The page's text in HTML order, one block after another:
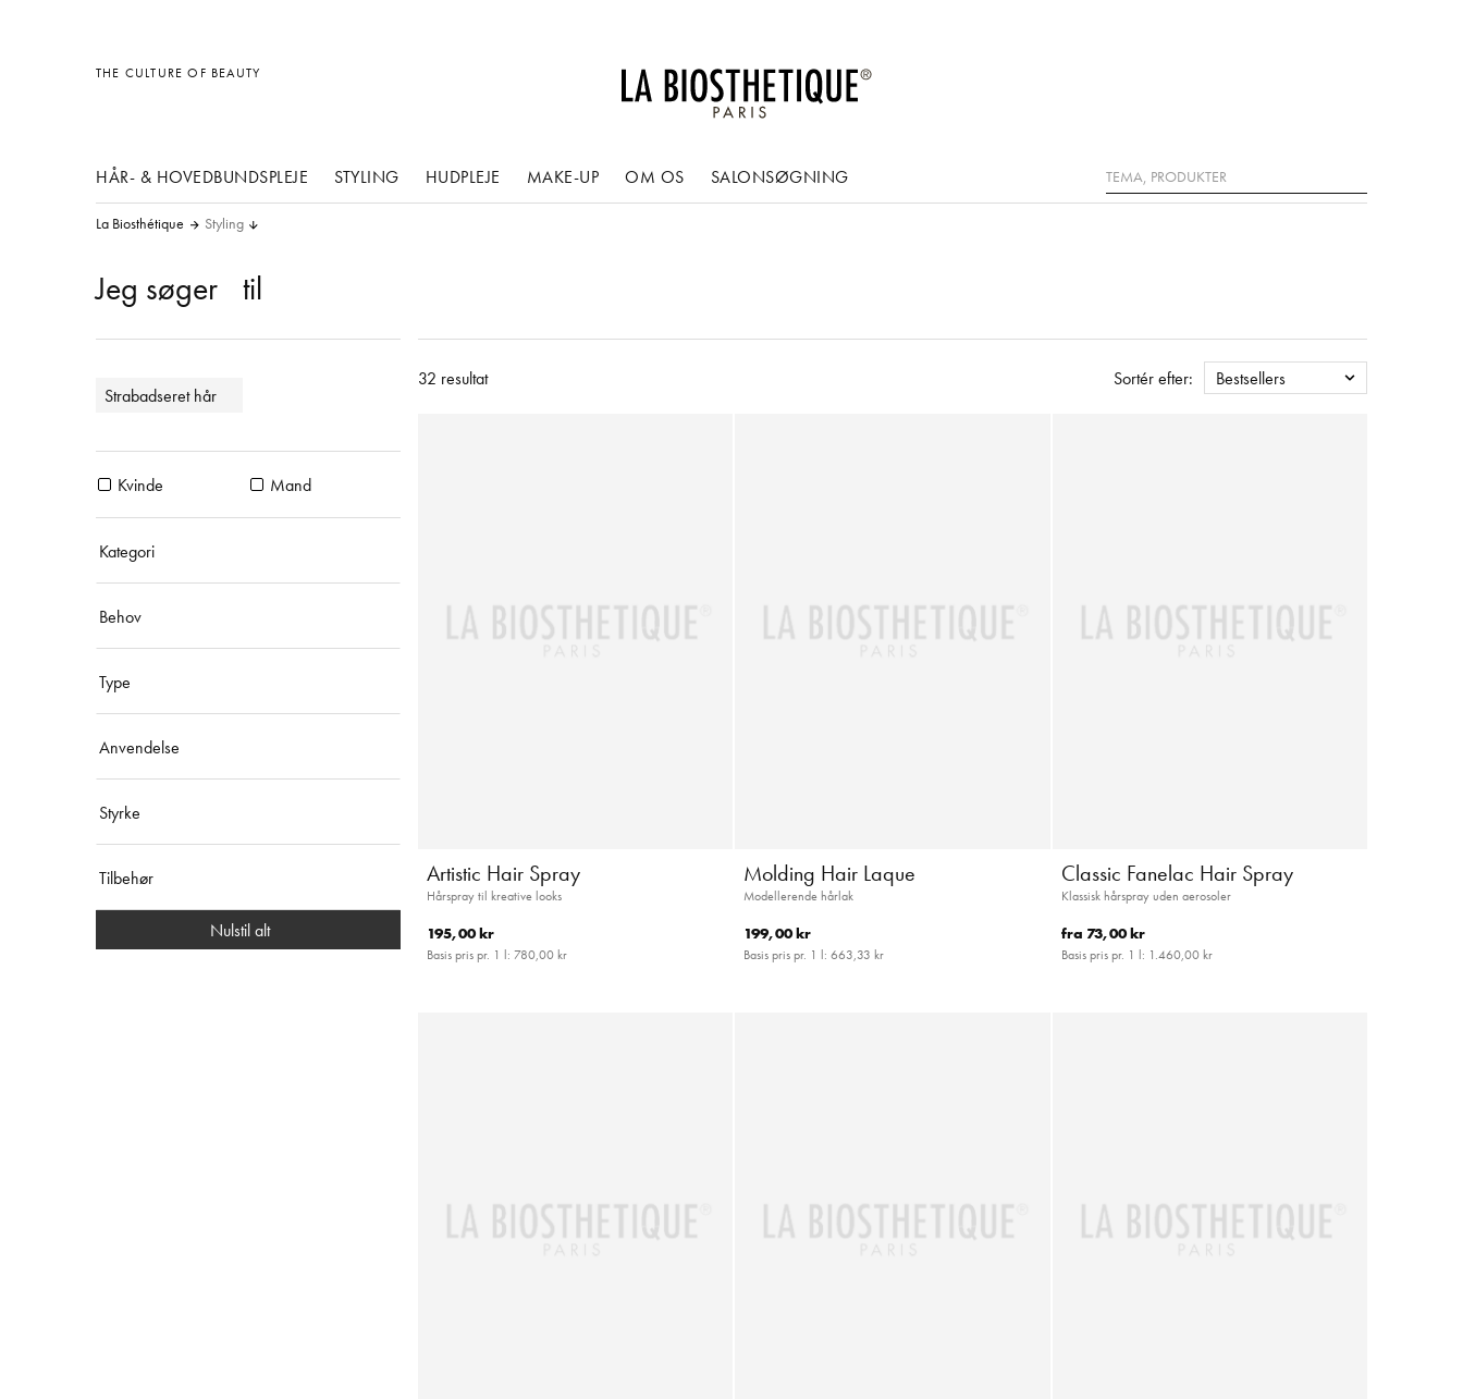
THE CULTURE OF BEAUTY
HÅR- & HOVEDBUNDSPLEJE STYLING
Diverse
HUDPLEJE MAKE-UP OM OS SALONSØGNING Søg
La Biosthétique Styling
Jeg søger til
Strabadseret hår
Kvinde Mand
Kategori
Behov
Type
Anvendelse
Styrke
Tilbehør
Nulstil alt
32 resultat Sortér efter: Bestsellers
Artistic Hair Spray
Hårspray til kreative looks
195,00 kr
Basis pris pr. 1 l: 780,00 kr
Molding Hair Laque
Modellerende hårlak
199,00 kr
Basis pris pr. 1 l:663,33 kr
Classic Fanelac Hair Spray
Klassisk hårspray uden aerosoler
fra 73,00 kr
Basis pris pr. 1 l: 1.460,00 kr